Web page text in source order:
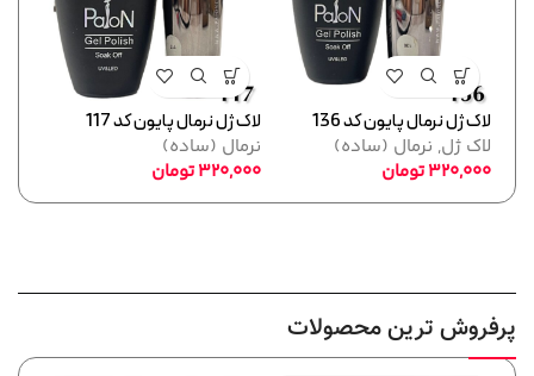
لاک ژل نرمال پایون کد 136
لاک ژل, نرمال (ساده)
320,000تومان
لاک ژل نرمال پایون کد 117
نرمال (ساده)
320,000تومان
پرفروش ترین محصولات